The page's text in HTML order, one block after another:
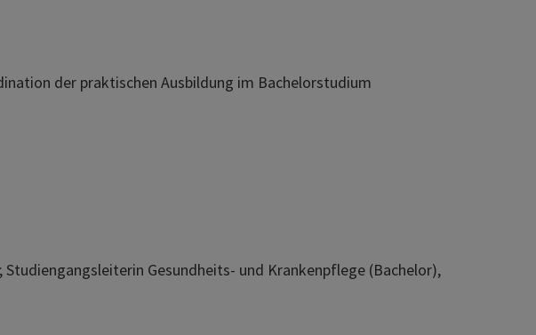
der praktischen Ausbildung im Bachelorstudium
Gesundheits- und Krankenpflege (Bachelor),